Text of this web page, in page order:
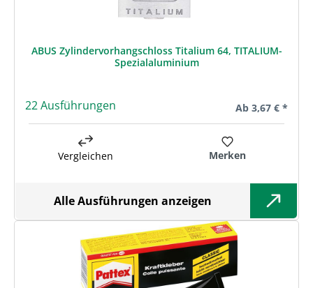
ABUS Zylindervorhangschloss Titalium 64, TITALIUM-
Spezialaluminium
22 Ausführungen Regulärer Preis:
Ab 3,67 € *
Vergleichen Merken
Alle Ausführungen anzeigen